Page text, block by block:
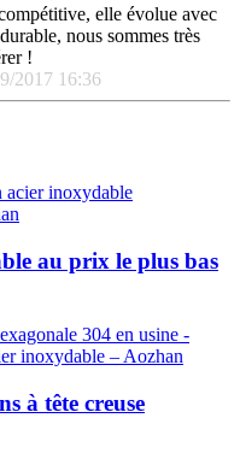
elle évolue avec
nous sommes très
!
2017 16:36
au prix le plus bas
à tête creuse